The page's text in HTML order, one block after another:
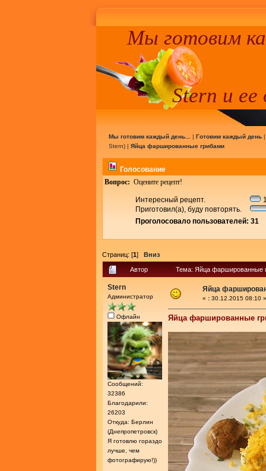
Мы готовим
Stern и ее
Мы готовим каждый день... | Готовим каждый день
Stern) | Яйца фаршированные грибами
Голосование
Вопрос: Оцените рецепт!
Интересный рецепт.
Приготовил(а), буду повторять.
Проголосовало пользователей: 31
Страниц: [1] Вниз
Автор Тема: Яйца фаршированные
Stern
Администратор
Офлайн
Сообщений:
32386
Благодарили:
26203
Откуда: Берлин
(Днепропетровск)
Я готовлю гораздо
лучше, чем
фотографирую!))
Яйца
« : 30.12.2015 08:10 »
Яйца фаршированные